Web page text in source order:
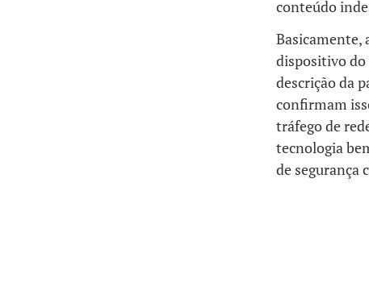
conteúdo
Basicamente,
dispositivo do
descrição da
confirmam
tráfego de
tecnologia
de segurança